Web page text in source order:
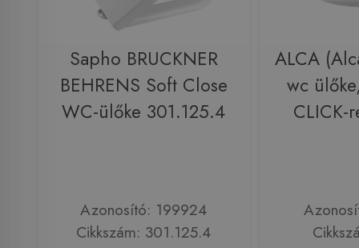
Sapho BRUCKNER
BEHRENS Soft Close
WC-ülőke 301.125.4
Azonosító: 199924
Cikkszám: 301.125.4
ALCA
wc
CLICK-